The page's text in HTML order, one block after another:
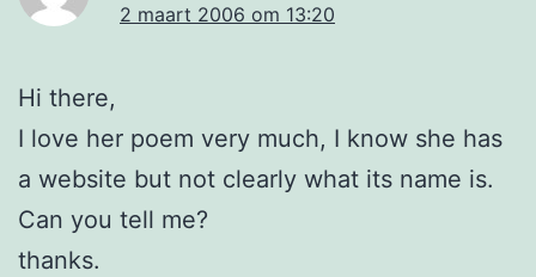
2 maart 2006 om 13:20
Hi there,
I love her poem very much, I know she has
a website but not clearly what its name is.
Can you tell me?
thanks.